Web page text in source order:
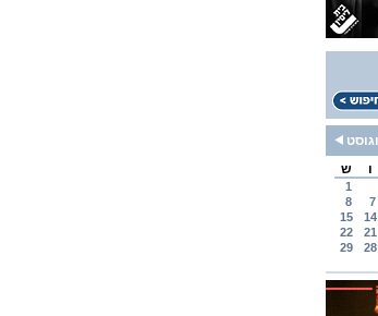
ו ש
1
7
8
14
15
21
22
28
29